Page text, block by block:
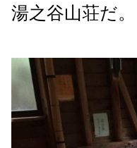
湯之谷山荘だ。